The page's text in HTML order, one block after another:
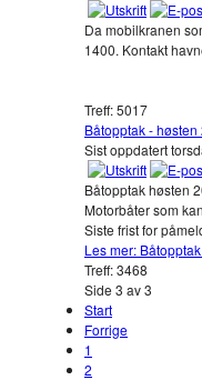
Da mobilkranen
1400. Kontakt
Treff: 5017
Båtopptak - høsten
Sist oppdatert
Båtopptak høsten
Motorbåter som
Siste frist for
Les mer:
Treff: 3468
Side 3 av 3
Start
Forrige
1
2